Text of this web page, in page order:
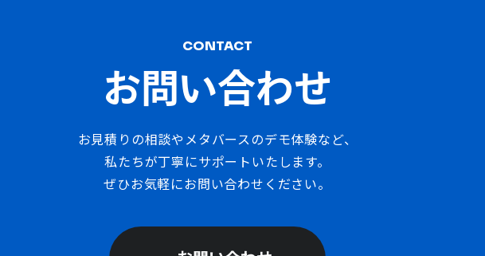
CONTACT
お問い合わせ
お見積りの相談やメタバースのデモ体験など、
私たちが丁寧にサポートいたします。
ぜひお気軽にお問い合わせください。